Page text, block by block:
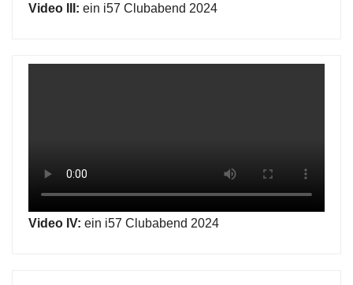
Video III: ein i57 Clubabend 2024
Video IV: ein i57 Clubabend 2024